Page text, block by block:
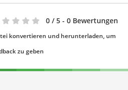
0 / 5 - 0 Bewertungen
konvertieren und herunterladen, um
zu geben